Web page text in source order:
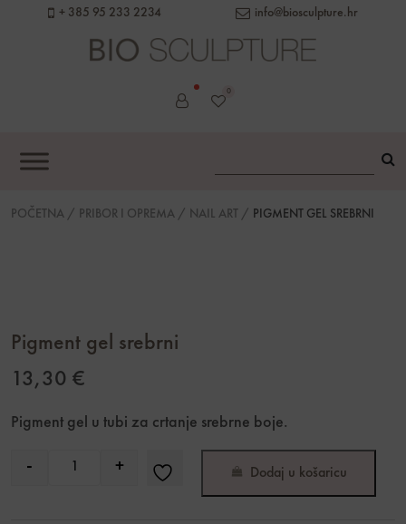
+ 385 95 233 2234 info@biosculpture.hr
0
POČETNA / PRIBOR I OPREMA / NAIL ART / PIGMENT GEL SREBRNI
Pigment gel srebrni
13,30 €
Pigment gel u tubi za crtanje srebrne boje.
- + Dodaj u košaricu